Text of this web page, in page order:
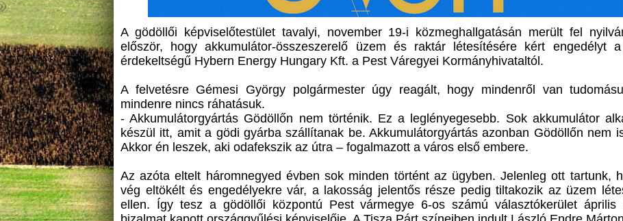
A gödöllői képviselőtestület tavalyi, november 19-i közmeghallgatásán merült fel
először, hogy akkumulátor-összeszerelő üzem és raktár létesítésére kért engedélyt
érdekeltségű Hybern Energy Hungary Kft. a Pest Váregyei Kormányhivataltól.
A felvetésre Gémesi György polgármester úgy reagált, hogy mindenről van
mindenre nincs ráhatásuk.
- Akkumulátorgyártás Gödöllőn nem történik. Ez a leglényegesebb. Sok akkumulátor
készül itt, amit a gödi gyárba szállítanak be. Akkumulátorgyártás azonban Gödöllőn nem
Akkor én leszek, aki odafekszik az útra – fogalmazott a város első embere.
Az azóta eltelt háromnegyed évben sok minden történt az ügyben. Jelenleg ott tartunk,
vég eltökélt és engedélyekre vár, a lakosság jelentős része pedig tiltakozik az üzem
ellen. Így tesz a gödöllői központú Pest vármegye 6-os számú választókerület április